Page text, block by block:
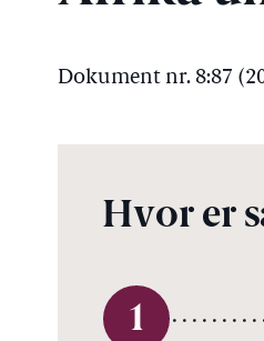
Dokument nr. 8:87
Hvor er
1